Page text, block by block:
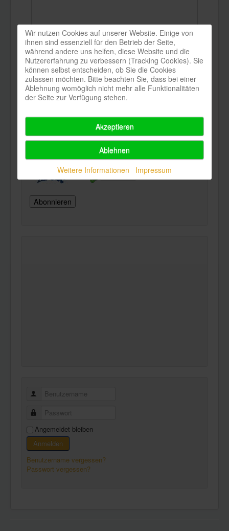
Nachricht absenden
Newsletter
Abonnieren Sie hier unseren Newsletter
Benutzername
Passwort
Angemeldet bleiben
Anmelden
Benutzername vergessen?
Passwort vergessen?
Wir nutzen Cookies auf unserer Website. Einige von
ihnen sind essenziell für den Betrieb der Seite,
während andere uns helfen, diese Website und die
Nutzererfahrung zu verbessern (Tracking Cookies). Sie
können selbst entscheiden, ob Sie die Cookies
zulassen möchten. Bitte beachten Sie, dass bei einer
Ablehnung womöglich nicht mehr alle Funktionalitäten
der Seite zur Verfügung stehen.
Akzeptieren
Ablehnen
Weitere Informationen
Impressum